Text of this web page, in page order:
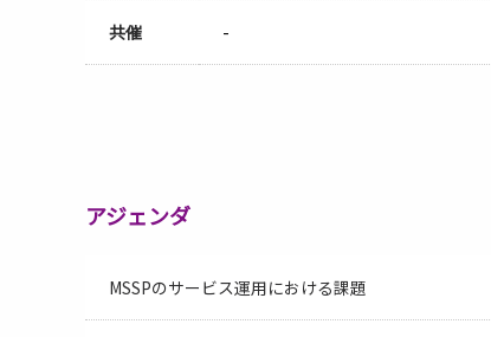
共催 -
アジェンダ
MSSPのサービス運用における課題